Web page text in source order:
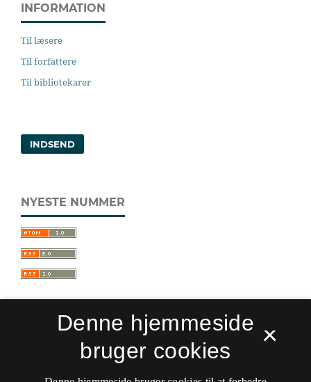
INFORMATION
Til læsere
Til forfattere
Til bibliotekarer
INDSEND
NYESTE NUMMER
Sprogforum. Tidsskrift for sprog- og
kulturpædagogik
×
Denne hjemmeside
bruger cookies